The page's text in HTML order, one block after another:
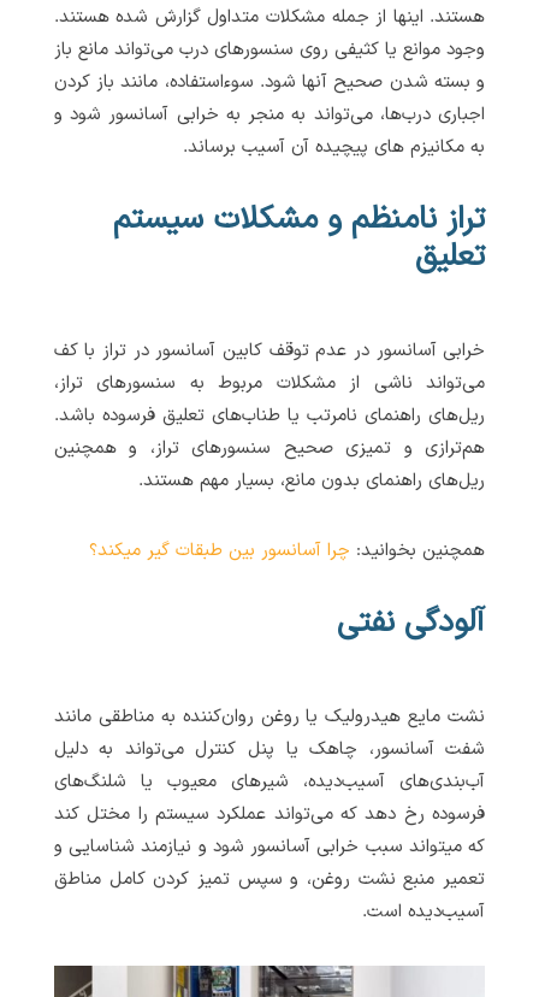
هستند. اینها از جمله مشکلات متداول گزارش شده هستند.
وجود موانع یا کثیفی روی سنسورهای درب می‌تواند مانع باز
و بسته شدن صحیح آنها شود. سوءاستفاده، مانند باز کردن
اجباری درب‌ها، می‌تواند به منجر به خرابی آسانسور شود و
به مکانیزم های پیچیده آن آسیب برساند.
تراز نامنظم و مشکلات سیستم
تعلیق
خرابی آسانسور در عدم توقف کابین آسانسور در تراز با کف
می‌تواند ناشی از مشکلات مربوط به سنسورهای تراز،
ریل‌های راهنمای نامرتب یا طناب‌های تعلیق فرسوده باشد.
هم‌ترازی و تمیزی صحیح سنسورهای تراز، و همچنین
ریل‌های راهنمای بدون مانع، بسیار مهم هستند.
همچنین بخوانید: چرا آسانسور بین طبقات گیر میکند؟
آلودگی نفتی
نشت مایع هیدرولیک یا روغن روان‌کننده به مناطقی مانند
شفت آسانسور، چاهک یا پنل کنترل می‌تواند به دلیل
آب‌بندی‌های آسیب‌دیده، شیرهای معیوب یا شلنگ‌های
فرسوده رخ دهد که می‌تواند عملکرد سیستم را مختل کند
که میتواند سبب خرابی آسانسور شود و نیازمند شناسایی و
تعمیر منبع نشت روغن، و سپس تمیز کردن کامل مناطق
آسیب‌دیده است.